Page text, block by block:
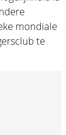
mondiale
te